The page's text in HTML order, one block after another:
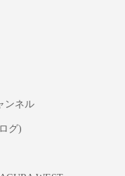
ンネル
グ)